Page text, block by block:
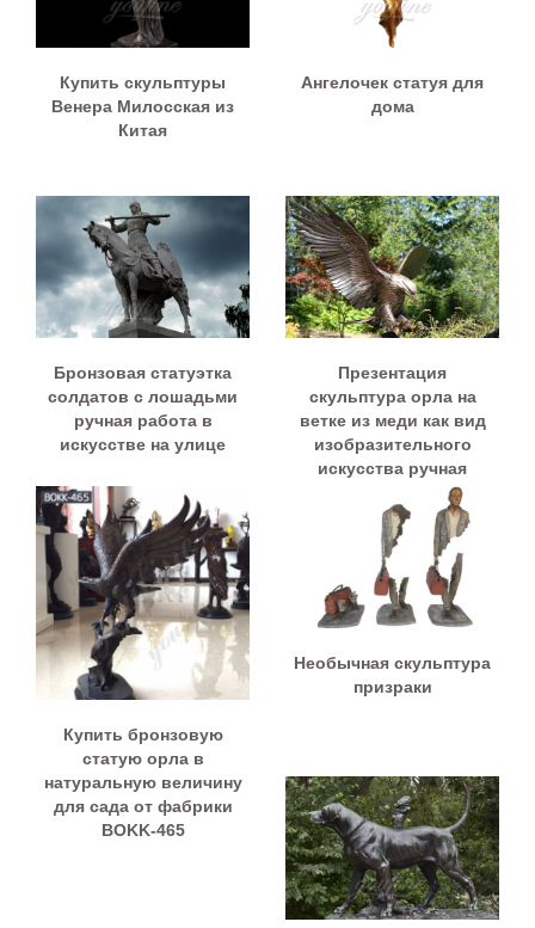
Купить скульптуры
Венера Милосская из
Китая
Ангелочек статуя для
дома
Бронзовая статуэтка
солдатов с лошадьми
ручная работа в
искусстве на улице
Презентация
скульптура орла на
ветке из меди как вид
изобразительного
искусства ручная
Купить бронзовую
статую орла в
натуральную величину
для сада от фабрики
BOKK-465
Необычная скульптура
призраки